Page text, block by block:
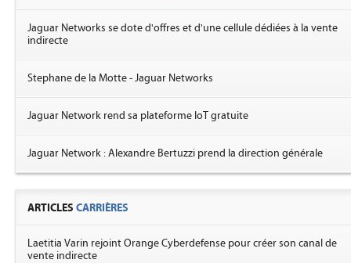
Jaguar Networks se dote d'offres et d'une cellule dédiées à la vente
indirecte
Stephane de la Motte - Jaguar Networks
Jaguar Network rend sa plateforme IoT gratuite
Jaguar Network : Alexandre Bertuzzi prend la direction générale
ARTICLES CARRIÈRES
Laetitia Varin rejoint Orange Cyberdefense pour créer son canal de
vente indirecte